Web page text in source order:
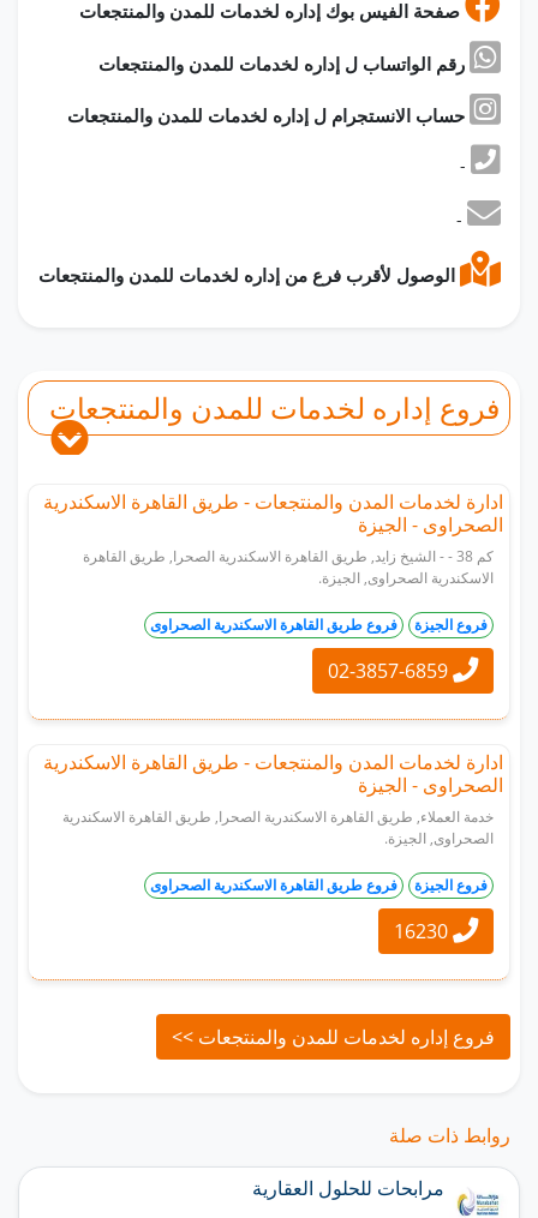
-
-
فروع إداره لخدمات للمدن والمنتجعات
ادارة لخدمات المدن والمنتجعات - طريق القاهرة الاسكندرية
الصحراوى - الجيزة
كم 38 - - الشيخ زايد, طريق القاهرة الاسكندرية الصحرا, طريق القاهرة
الاسكندرية الصحراوى, الجيزة.
فروع الجيزة فروع طريق القاهرة الاسكندرية الصحراوى
ادارة لخدمات المدن والمنتجعات - طريق القاهرة الاسكندرية
الصحراوى - الجيزة
خدمة العملاء, طريق القاهرة الاسكندرية الصحرا, طريق القاهرة الاسكندرية
الصحراوى, الجيزة.
فروع الجيزة فروع طريق القاهرة الاسكندرية الصحراوى
فروع إداره لخدمات للمدن والمنتجعات >>
روابط ذات صلة
مرابحات للحلول العقارية